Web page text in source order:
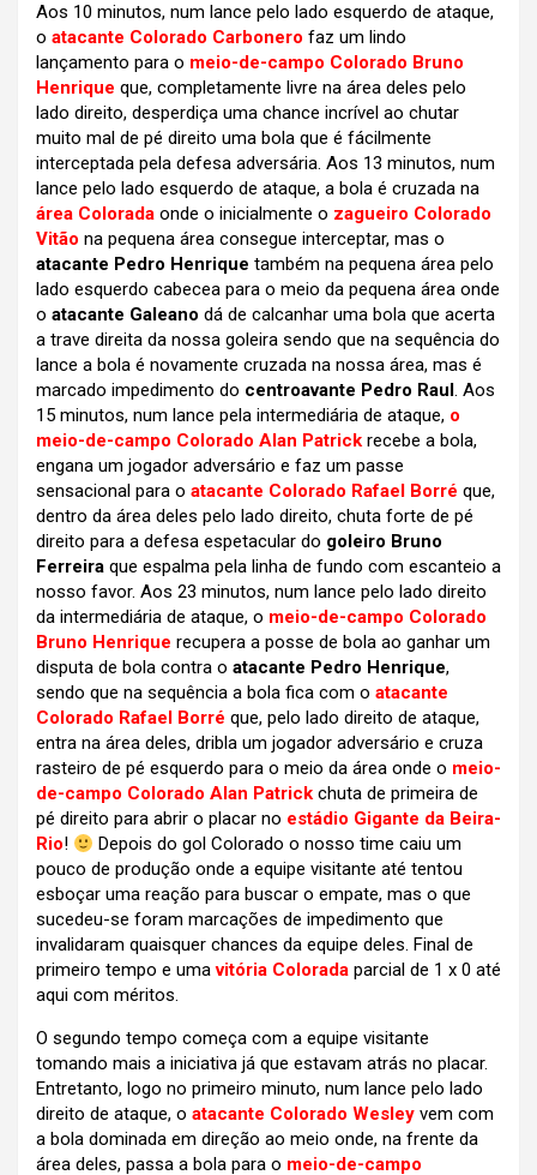
Aos 10 minutos, num lance pelo lado esquerdo de ataque,
o atacante Colorado Carbonero faz um lindo
lançamento para o meio-de-campo Colorado Bruno
Henrique que, completamente livre na área deles pelo
lado direito, desperdiça uma chance incrível ao chutar
muito mal de pé direito uma bola que é fácilmente
interceptada pela defesa adversária. Aos 13 minutos, num
lance pelo lado esquerdo de ataque, a bola é cruzada na
área Colorada onde o inicialmente o zagueiro Colorado
Vitão na pequena área consegue interceptar, mas o
atacante Pedro Henrique também na pequena área pelo
lado esquerdo cabecea para o meio da pequena área onde
o atacante Galeano dá de calcanhar uma bola que acerta
a trave direita da nossa goleira sendo que na sequência do
lance a bola é novamente cruzada na nossa área, mas é
marcado impedimento do centroavante Pedro Raul. Aos
15 minutos, num lance pela intermediária de ataque, o
meio-de-campo Colorado Alan Patrick recebe a bola,
engana um jogador adversário e faz um passe
sensacional para o atacante Colorado Rafael Borré que,
dentro da área deles pelo lado direito, chuta forte de pé
direito para a defesa espetacular do goleiro Bruno
Ferreira que espalma pela linha de fundo com escanteio a
nosso favor. Aos 23 minutos, num lance pelo lado direito
da intermediária de ataque, o meio-de-campo Colorado
Bruno Henrique recupera a posse de bola ao ganhar um
disputa de bola contra o atacante Pedro Henrique,
sendo que na sequência a bola fica com o atacante
Colorado Rafael Borré que, pelo lado direito de ataque,
entra na área deles, dribla um jogador adversário e cruza
rasteiro de pé esquerdo para o meio da área onde o meio-
de-campo Colorado Alan Patrick chuta de primeira de
pé direito para abrir o placar no estádio Gigante da Beira-
Rio!
Depois do gol Colorado o nosso time caiu um
pouco de produção onde a equipe visitante até tentou
esboçar uma reação para buscar o empate, mas o que
sucedeu-se foram marcações de impedimento que
invalidaram quaisquer chances da equipe deles. Final de
primeiro tempo e umavitória Colorada parcial de 1 x 0 até
aqui com méritos.
O segundo tempo começa com a equipe visitante
tomando mais a iniciativa já que estavam atrás no placar.
Entretanto, logo no primeiro minuto, num lance pelo lado
direito de ataque, o atacante Colorado Wesley vem com
a bola dominada em direção ao meio onde, na frente da
área deles, passa a bola para o meio-de-campo